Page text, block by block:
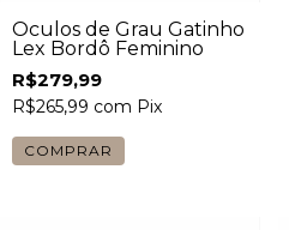
Óculos de Grau Gatinho
Lex Bordô Feminino
R$279,99
R$265,99 com Pix